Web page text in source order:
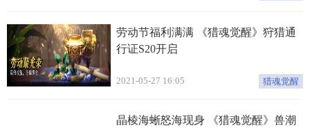
劳动节福利满满 《猎魂觉醒》狩猎通
行证S20开启
2021-05-27 16:05 猎魂觉醒
晶棱海蜥怒海现身 《猎魂觉醒》兽潮